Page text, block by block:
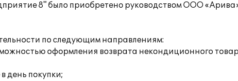
8" было приобретено руководством ООО
по следующим направлениям:
оформления возврата некондиционного
день покупки;